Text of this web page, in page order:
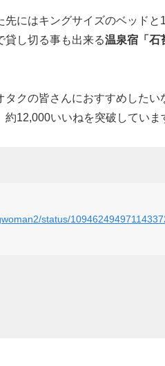
にはキングサイズのベッドと
貸し切る事も出来る温泉宿「石
タクの皆さんにおすすめした
12,000いいねを突破していま
status/